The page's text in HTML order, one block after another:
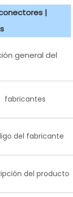
|
general del
fabricantes
del fabricante
del producto